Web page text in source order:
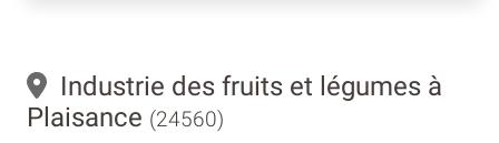
Industrie des fruits et légumes à
Plaisance (24560)